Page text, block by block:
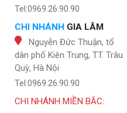
Tel:0969.26.90.90
CHI NHÁNH GIA LÂM
Nguyễn Đức Thuận, tổ
dân phố Kiên Trung, TT. Trâu
Quỳ, Hà Nội
Tel:0969.26.90.90
CHI NHÁNH MIỀN BẮC: